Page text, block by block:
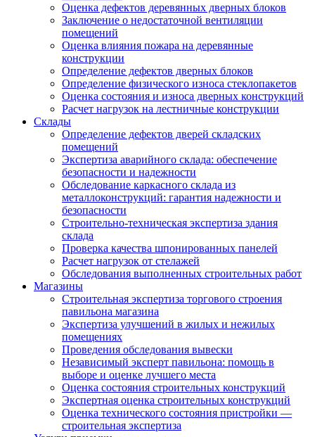
Оценка дефектов деревянных дверных блоков
Заключение о недостаточной вентиляции
помещений
Оценка влияния пожара на деревянные
конструкции
Определение дефектов дверных блоков
Определение физического износа стеклопакетов
Оценка состояния и износа дверных конструкций
Расчет нагрузок на лестничные конструкции
Склады
Определение дефектов дверей складских
помещений
Экспертиза аварийного склада: обеспечение
безопасности и надежности
Обследование каркасного склада из
металлоконструкций: гарантия надежности и
безопасности
Строительно-техническая экспертиза здания
склада
Проверка качества шпонированных панелей
Расчет нагрузок от стелажей
Обследования выполненных строительных работ
Магазины
Строительная экспертиза торгового строения
павильона магазина
Экспертиза улучшений в жилых и нежилых
помещениях
Проведения обследования вывески
Независимый эксперт павильона: помощь в
выборе и оценке лучшего места
Оценка состояния строительных конструкций
Экспертная оценка строительных конструкций
Оценка технического состояния пристройки —
строительная экспертиза